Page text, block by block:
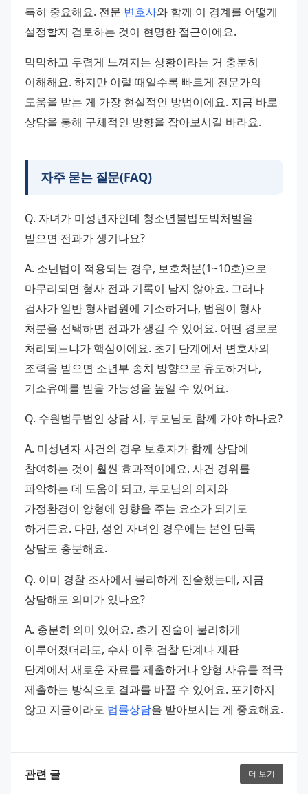
특히 중요해요. 전문 변호사와 함께 이 경계를 어떻게
설정할지 검토하는 것이 현명한 접근이에요.
막막하고 두렵게 느껴지는 상황이라는 거 충분히
이해해요. 하지만 이럴 때일수록 빠르게 전문가의
도움을 받는 게 가장 현실적인 방법이에요. 지금 바로
상담을 통해 구체적인 방향을 잡아보시길 바라요.
자주 묻는 질문(FAQ)
Q. 자녀가 미성년자인데 청소년불법도박처벌을
받으면 전과가 생기나요?
A. 소년법이 적용되는 경우, 보호처분(1~10호)으로
마무리되면 형사 전과 기록이 남지 않아요. 그러나
검사가 일반 형사법원에 기소하거나, 법원이 형사
처분을 선택하면 전과가 생길 수 있어요. 어떤 경로로
처리되느냐가 핵심이에요. 초기 단계에서 변호사의
조력을 받으면 소년부 송치 방향으로 유도하거나,
기소유예를 받을 가능성을 높일 수 있어요.
Q. 수원법무법인 상담 시, 부모님도 함께 가야 하나요?
A. 미성년자 사건의 경우 보호자가 함께 상담에
참여하는 것이 훨씬 효과적이에요. 사건 경위를
파악하는 데 도움이 되고, 부모님의 의지와
가정환경이 양형에 영향을 주는 요소가 되기도
하거든요. 다만, 성인 자녀인 경우에는 본인 단독
상담도 충분해요.
Q. 이미 경찰 조사에서 불리하게 진술했는데, 지금
상담해도 의미가 있나요?
A. 충분히 의미 있어요. 초기 진술이 불리하게
이루어졌더라도, 수사 이후 검찰 단계나 재판
단계에서 새로운 자료를 제출하거나 양형 사유를 적극
제출하는 방식으로 결과를 바꿀 수 있어요. 포기하지
않고 지금이라도 법률상담을 받아보시는 게 중요해요.
관련 글 더 보기